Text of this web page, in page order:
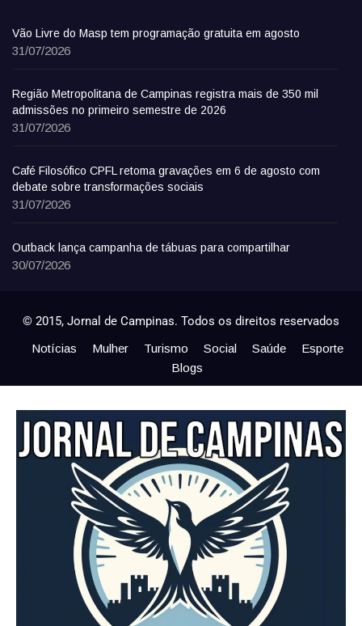
Vão Livre do Masp tem programação gratuita em agosto
31/07/2026
Região Metropolitana de Campinas registra mais de 350 mil
admissões no primeiro semestre de 2026
31/07/2026
Café Filosófico CPFL retoma gravações em 6 de agosto com
debate sobre transformações sociais
31/07/2026
Outback lança campanha de tábuas para compartilhar
30/07/2026
© 2015, Jornal de Campinas. Todos os direitos reservados
Notícias Mulher Turismo Social Saúde
Esporte
Blogs